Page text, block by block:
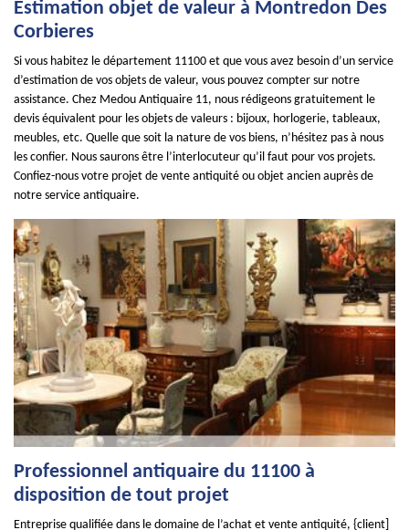
Estimation objet de valeur à Montredon Des
Corbieres
Si vous habitez le département 11100 et que vous avez besoin d’un service
d’estimation de vos objets de valeur, vous pouvez compter sur notre
assistance. Chez Medou Antiquaire 11, nous rédigeons gratuitement le
devis équivalent pour les objets de valeurs : bijoux, horlogerie, tableaux,
meubles, etc. Quelle que soit la nature de vos biens, n’hésitez pas à nous
les confier. Nous saurons être l’interlocuteur qu’il faut pour vos projets.
Confiez-nous votre projet de vente antiquité ou objet ancien auprès de
notre service antiquaire.
Professionnel antiquaire du 11100 à
disposition de tout projet
Entreprise qualifiée dans le domaine de l’achat et vente antiquité, {client]